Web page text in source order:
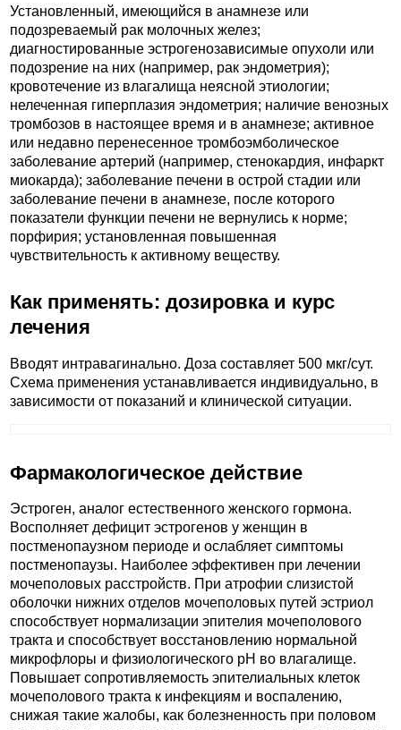
Установленный, имеющийся в анамнезе или
подозреваемый рак молочных желез;
диагностированные эстрогенозависимые опухоли или
подозрение на них (например, рак эндометрия);
кровотечение из влагалища неясной этиологии;
нелеченная гиперплазия эндометрия; наличие венозных
тромбозов в настоящее время и в анамнезе; активное
или недавно перенесенное тромбоэмболическое
заболевание артерий (например, стенокардия, инфаркт
миокарда); заболевание печени в острой стадии или
заболевание печени в анамнезе, после которого
показатели функции печени не вернулись к норме;
порфирия; установленная повышенная
чувствительность к активному веществу.
Как применять: дозировка и курс
лечения
Вводят интравагинально. Доза составляет 500 мкг/сут.
Схема применения устанавливается индивидуально, в
зависимости от показаний и клинической ситуации.
Фармакологическое действие
Эстроген, аналог естественного женского гормона.
Восполняет дефицит эстрогенов у женщин в
постменопаузном периоде и ослабляет симптомы
постменопаузы. Наиболее эффективен при лечении
мочеполовых расстройств. При атрофии слизистой
оболочки нижних отделов мочеполовых путей эстриол
способствует нормализации эпителия мочеполового
тракта и способствует восстановлению нормальной
микрофлоры и физиологического рН во влагалище.
Повышает сопротивляемость эпителиальных клеток
мочеполового тракта к инфекциям и воспалению,
снижая такие жалобы, как болезненность при половом